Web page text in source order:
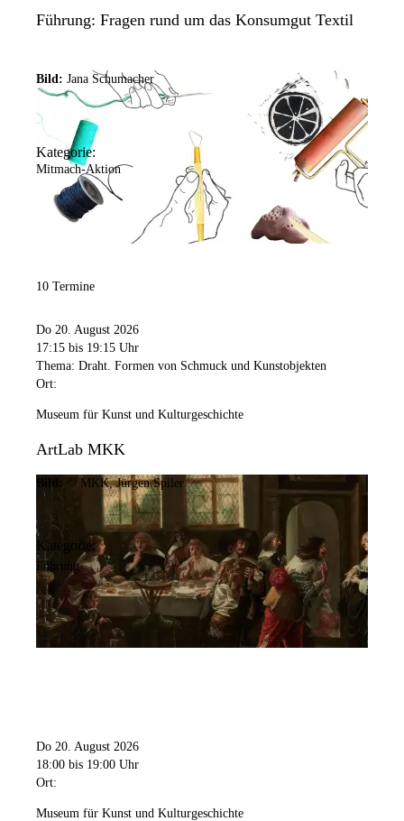
Führung: Fragen rund um das Konsumgut Textil
Bild: Jana Schumacher
Kategorie:
Mitmach-Aktion
10 Termine
Do 20. August 2026
17:15 bis 19:15 Uhr
Thema: Draht. Formen von Schmuck und Kunstobjekten
Ort:
Museum für Kunst und Kulturgeschichte
ArtLab MKK
Bild: © MKK, Jürgen Spiler
Kategorie:
Führung
Do 20. August 2026
18:00 bis 19:00 Uhr
Ort:
Museum für Kunst und Kulturgeschichte